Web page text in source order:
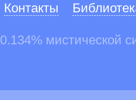
Контакты
0.134% мистической